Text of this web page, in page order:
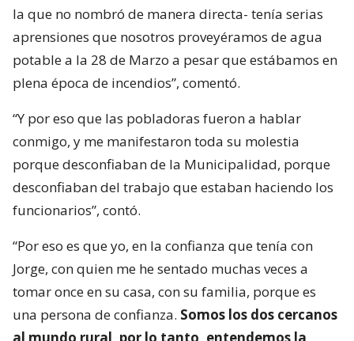
la que no nombró de manera directa- tenía serias
aprensiones que nosotros proveyéramos de agua
potable a la 28 de Marzo a pesar que estábamos en
plena época de incendios”, comentó.
“Y por eso que las pobladoras fueron a hablar
conmigo, y me manifestaron toda su molestia
porque desconfiaban de la Municipalidad, porque
desconfiaban del trabajo que estaban haciendo los
funcionarios”, contó.
“Por eso es que yo, en la confianza que tenía con
Jorge, con quien me he sentado muchas veces a
tomar once en su casa, con su familia, porque es
una persona de confianza. Somos los dos cercanos